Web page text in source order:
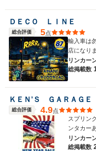
ＤＥＣＯ ＬＩＮＥ
総合評価 5点
輸入車は
店になり
リンカー
総掲載数
ＫＥＮ’Ｓ ＧＡＲＡＧＥ
総合評価 4.9点
スプリン
ンタカー
リンカー
総掲載数